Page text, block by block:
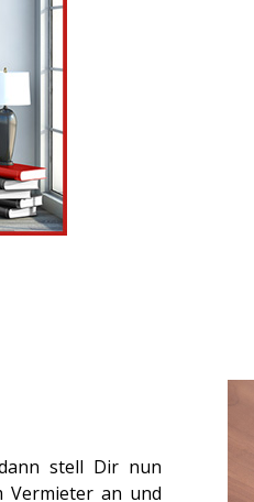
stell Dir nun
Vermieter an und